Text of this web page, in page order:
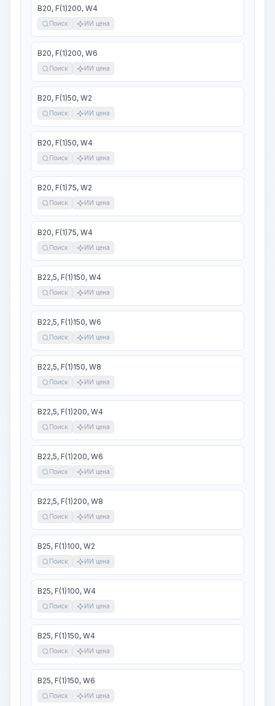
В20, F(1)200, W4
Поиск ИИ цена
В20, F(1)200, W6
Поиск ИИ цена
В20, F(1)50, W2
Поиск ИИ цена
В20, F(1)50, W4
Поиск ИИ цена
В20, F(1)75, W2
Поиск ИИ цена
В20, F(1)75, W4
Поиск ИИ цена
В22,5, F(1)150, W4
Поиск ИИ цена
В22,5, F(1)150, W6
Поиск ИИ цена
В22,5, F(1)150, W8
Поиск ИИ цена
В22,5, F(1)200, W4
Поиск ИИ цена
В22,5, F(1)200, W6
Поиск ИИ цена
В22,5, F(1)200, W8
Поиск ИИ цена
В25, F(1)100, W2
Поиск ИИ цена
В25, F(1)100, W4
Поиск ИИ цена
В25, F(1)150, W4
Поиск ИИ цена
В25, F(1)150, W6
Поиск ИИ цена